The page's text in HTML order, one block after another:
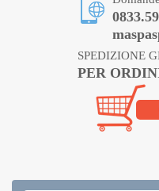
SPEDIZIONE
PER